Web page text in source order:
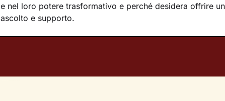
e nel loro potere trasformativo e perché desidera offrire
ascolto e supporto.